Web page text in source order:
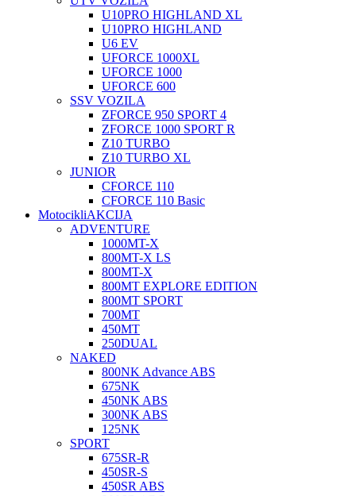
U10PRO HIGHLAND XL
U10PRO HIGHLAND
U6 EV
UFORCE 1000XL
UFORCE 1000
UFORCE 600
SSV VOZILA
ZFORCE 950 SPORT 4
ZFORCE 1000 SPORT R
Z10 TURBO
Z10 TURBO XL
JUNIOR
CFORCE 110
CFORCE 110 Basic
MotocikliAKCIJA
ADVENTURE
1000MT-X
800MT-X LS
800MT-X
800MT EXPLORE EDITION
800MT SPORT
700MT
450MT
250DUAL
NAKED
800NK Advance ABS
675NK
450NK ABS
300NK ABS
125NK
SPORT
675SR-R
450SR-S
450SR ABS